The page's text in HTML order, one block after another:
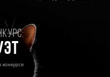
конкурсе